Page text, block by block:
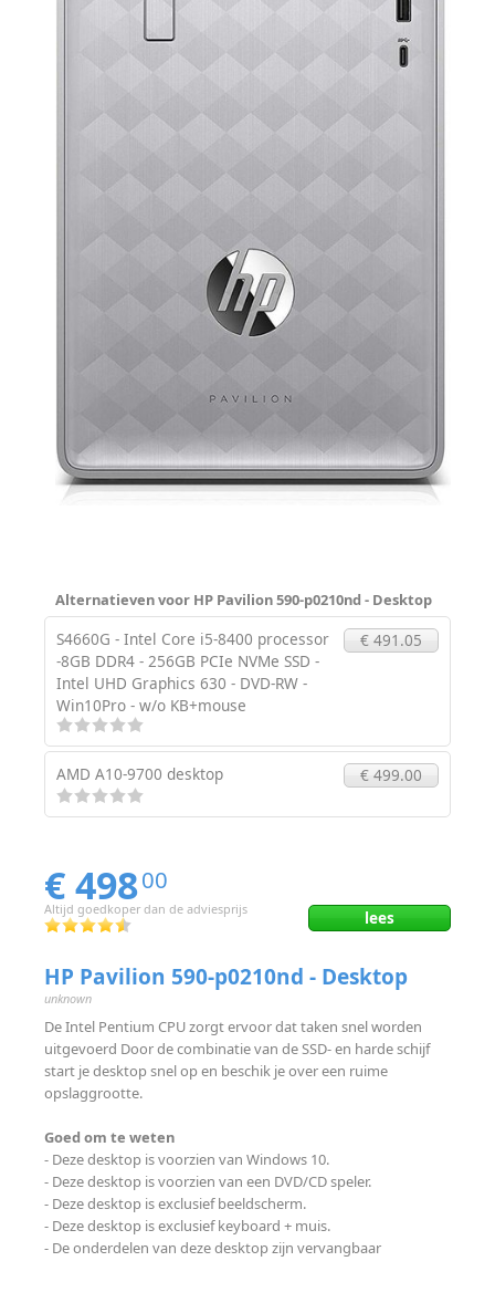
Alternatieven voor HP Pavilion 590-p0210nd - Desktop
S4660G - Intel Core i5-8400 processor
-8GB DDR4 - 256GB PCIe NVMe SSD -
Intel UHD Graphics 630 - DVD-RW -
Win10Pro - w/o KB+mouse
€ 491.05
AMD A10-9700 desktop € 499.00
€ 49800
Altijd goedkoper dan de adviesprijs lees
HP Pavilion 590-p0210nd - Desktop
unknown
De Intel Pentium CPU zorgt ervoor dat taken snel worden
uitgevoerd Door de combinatie van de SSD- en harde schijf
start je desktop snel op en beschik je over een ruime
opslaggrootte.
Goed om te weten
- Deze desktop is voorzien van Windows 10.
- Deze desktop is voorzien van een DVD/CD speler.
- Deze desktop is exclusief beeldscherm.
- Deze desktop is exclusief keyboard + muis.
- De onderdelen van deze desktop zijn vervangbaar